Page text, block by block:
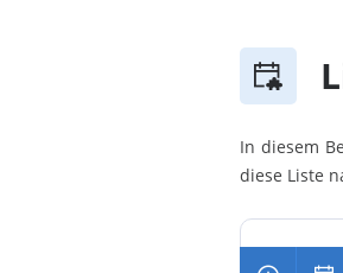
In diesem
diese Liste